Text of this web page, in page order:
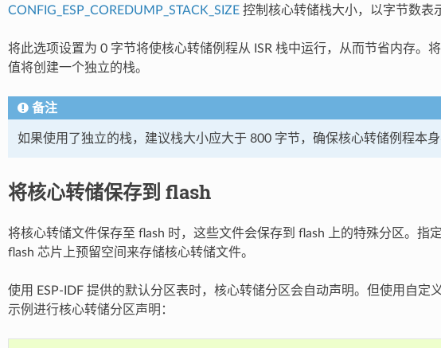
CONFIG_ESP_COREDUMP_STACK_SIZE控制核心转储栈大小，以字节数表
将此选项设置为 0 字节将使核心转储例程从 ISR 栈中运行，从而节省内存。
值将创建一个独立的栈。
备注
如果使用了独立的栈，建议栈大小应大于 800 字节，确保核心转储例程本
将核心转储保存到 flash
将核心转储文件保存至 flash 时，这些文件会保存到 flash 上的特殊分区。指
flash 芯片上预留空间来存储核心转储文件。
使用 ESP-IDF 提供的默认分区表时，核心转储分区会自动声明。但使用自定
示例进行核心转储分区声明：